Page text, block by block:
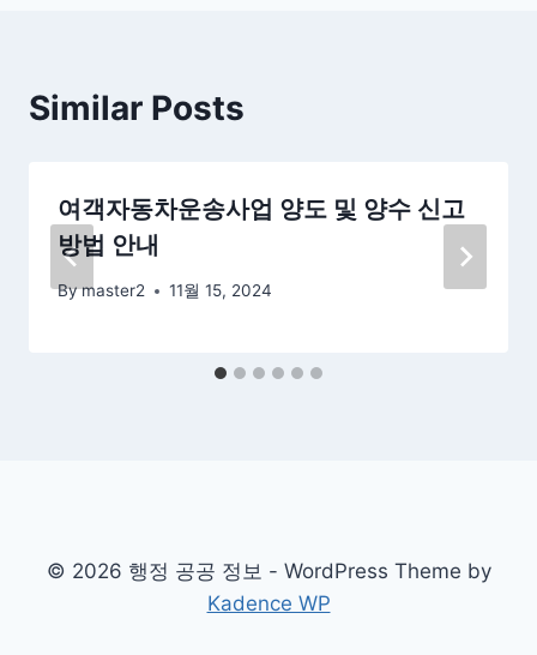
Similar Posts
여객자동차운송사업 양도 및 양수 신고
방법 안내
Bymaster2 11월 15, 2024
© 2026 행정 공공 정보 - WordPress Theme by
Kadence WP